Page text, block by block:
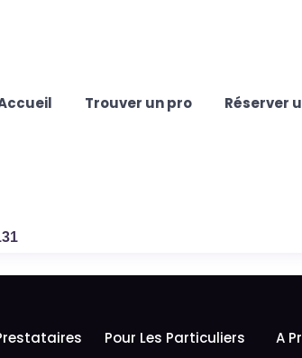
Trouver un pro Réserver
Pour Les Particuliers
A